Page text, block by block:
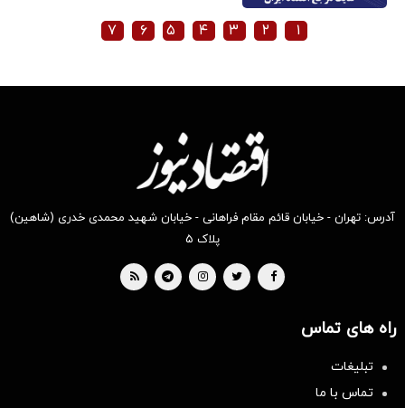
۱ ۲ ۳ ۴ ۵ ۶ ۷
آدرس: تهران - خیابان قائم مقام فراهانی - خیابان شهید محمدی خدری (شاهین)
پلاک ۵
راه های تماس
تبلیغات
تماس با ما